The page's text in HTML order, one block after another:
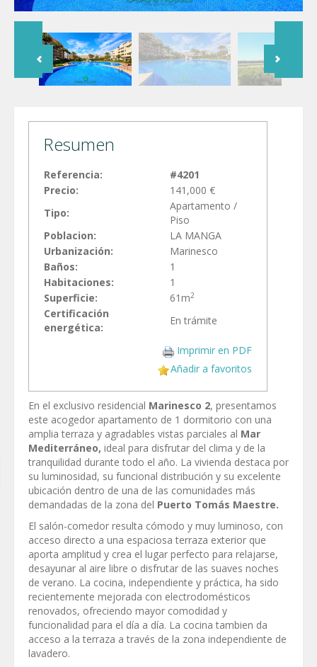
Resumen
Referencia:
#4201
Precio:
141,000 €
Tipo:
Apartamento /
Piso
Poblacion:
LA MANGA
Urbanización:
Marinesco
Baños:
1
Habitaciones:
1
Superficie:
61m2
Certificación
energética:
En trámite
Imprimir en PDF
Añadir a favoritos
En el exclusivo residencial Marinesco 2, presentamos
este acogedor apartamento de 1 dormitorio con una
amplia terraza y agradables vistas parciales al Mar
Mediterráneo, ideal para disfrutar del clima y de la
tranquilidad durante todo el año. La vivienda destaca por
su luminosidad, su funcional distribución y su excelente
ubicación dentro de una de las comunidades más
demandadas de la zona del Puerto Tomás Maestre.
El salón-comedor resulta cómodo y muy luminoso, con
acceso directo a una espaciosa terraza exterior que
aporta amplitud y crea el lugar perfecto para relajarse,
desayunar al aire libre o disfrutar de las suaves noches
de verano. La cocina, independiente y práctica, ha sido
recientemente mejorada con electrodomésticos
renovados, ofreciendo mayor comodidad y
funcionalidad para el día a día. La cocina tambien da
acceso a la terraza a través de la zona independiente de
lavadero.